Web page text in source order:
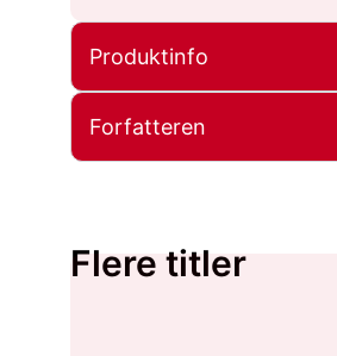
Produktinfo
Forfatteren
Flere titler